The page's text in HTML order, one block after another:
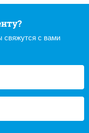
свяжутся с вами